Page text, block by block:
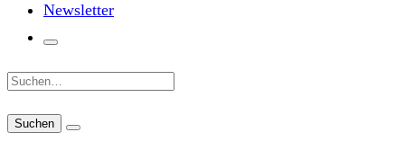
Newsletter
Suche: